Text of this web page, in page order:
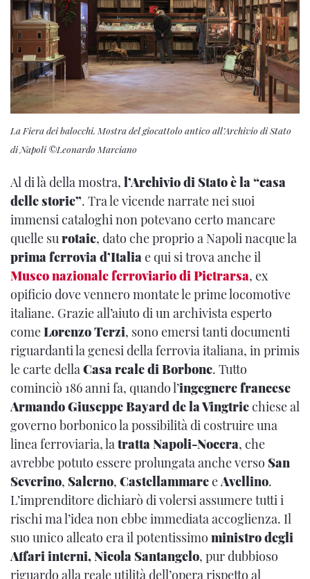
La Fiera dei balocchi. Mostra del giocattolo antico all’Archivio di Stato
di Napoli ©Leonardo Marciano
Al di là della mostra, l’Archivio di Stato è la “casa
delle storie”. Tra le vicende narrate nei suoi
immensi cataloghi non potevano certo mancare
quelle surotaie, dato che proprio a Napoli nacque la
prima ferrovia d’Italiae qui si trova anche il
Museo nazionale ferroviario di Pietrarsa, ex
opificio dove vennero montate le prime locomotive
italiane. Grazie all’aiuto di un archivista esperto
comeLorenzo Terzi, sono emersi tanti documenti
riguardanti la genesi della ferrovia italiana, in primis
le carte dellaCasa reale di Borbone. Tutto
cominciò 186 anni fa, quando l’ingegnere francese
Armando Giuseppe Bayard de la Vingtriechiese al
governo borbonico la possibilità di costruire una
linea ferroviaria, latratta Napoli-Nocera, che
avrebbe potuto essere prolungata anche verso San
Severino, Salerno, CastellammareeAvellino.
L’imprenditore dichiarò di volersi assumere tutti i
rischi ma l’idea non ebbe immediata accoglienza. Il
suo unico alleato era il potentissimo ministro degli
Affari interni, Nicola Santangelo, pur dubbioso
riguardo alla reale utilità dell’opera rispetto al